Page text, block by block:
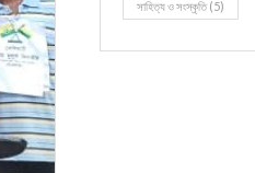
সাহিত্য ও সংস্কৃতি(5)